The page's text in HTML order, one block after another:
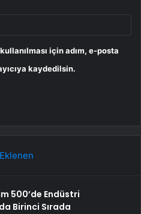
için adım, e-posta
kaydedilsin.
500’de Endüstri
Birinci Sırada